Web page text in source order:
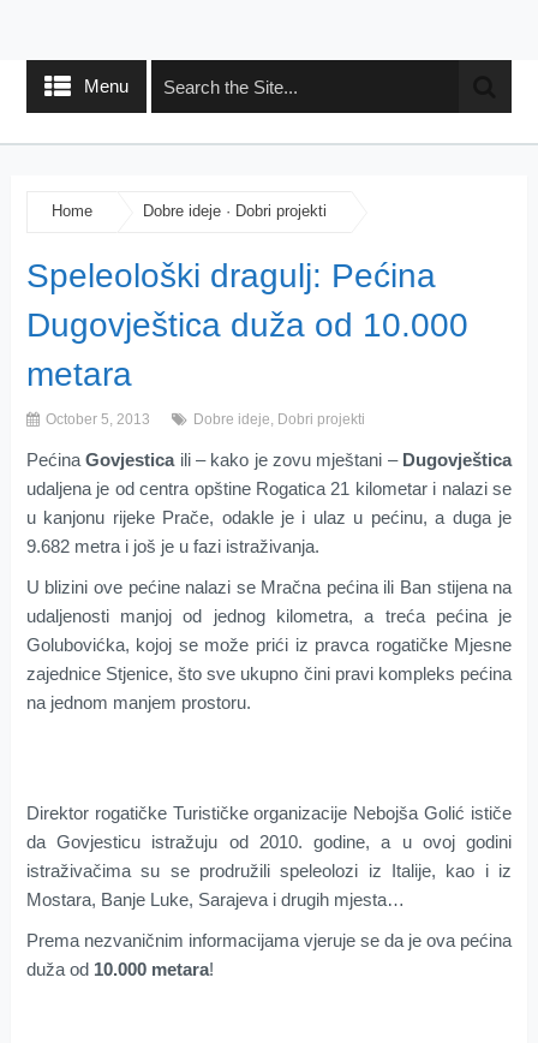
Menu
Home Dobre ideje· Dobri projekti
Speleološki dragulj: Pećina
Dugovještica duža od 10.000
metara
October 5, 2013 Dobre ideje, Dobri projekti
PećinaGovjesticaili – kako je zovu mještani – Dugovještica
udaljena je od centra opštine Rogatica 21 kilometar i nalazi se
u kanjonu rijeke Prače, odakle je i ulaz u pećinu, a duga je
9.682 metra i još je u fazi istraživanja.
U blizini ove pećine nalazi se Mračna pećina ili Ban stijena na
udaljenosti manjoj od jednog kilometra, a treća pećina je
Golubovićka, kojoj se može prići iz pravca rogatičke Mjesne
zajednice Stjenice, što sve ukupno čini pravi kompleks pećina
na jednom manjem prostoru.
Direktor rogatičke Turističke organizacije Nebojša Golić ističe
da Govjesticu istražuju od 2010. godine, a u ovoj godini
istraživačima su se prodružili speleolozi iz Italije, kao i iz
Mostara, Banje Luke, Sarajeva i drugih mjesta…
Prema nezvaničnim informacijama vjeruje se da je ova pećina
duža od 10.000 metara!